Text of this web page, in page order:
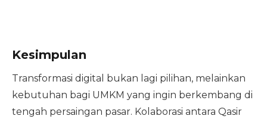
Kesimpulan
Transformasi digital bukan lagi pilihan, melainkan
kebutuhan bagi UMKM yang ingin berkembang di
tengah persaingan pasar. Kolaborasi antara Qasir